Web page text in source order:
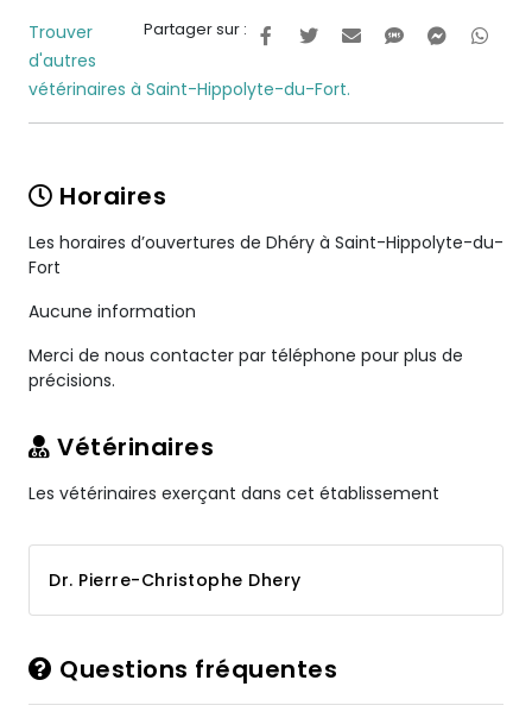
Partager sur :
Trouver
d'autres
vétérinaires à Saint-Hippolyte-du-Fort.
Horaires
Les horaires d’ouvertures de Dhéry à Saint-Hippolyte-du-
Fort
Aucune information
Merci de nous contacter par téléphone pour plus de
précisions.
Vétérinaires
Les vétérinaires exerçant dans cet établissement
Dr. Pierre-Christophe Dhery
Questions fréquentes